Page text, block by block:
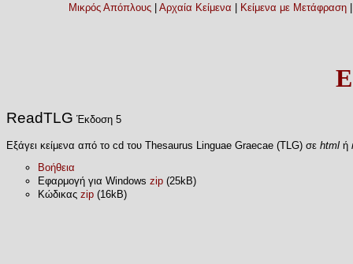
Μικρός Απόπλους Αρχαία Κείμενα Κείμενα με Μετάφραση
ReadTLG Έκδοση 5
Εξάγει κείμενα από το cd του Thesaurus Linguae Graecae (TLG) σε html ή
Βοήθεια
Εφαρμογή για Windows zip (25kB)
Κώδικας zip (16kB)